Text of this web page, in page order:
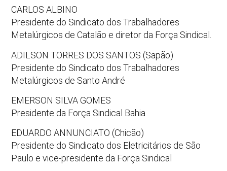
CARLOS ALBINO
Presidente do Sindicato dos Trabalhadores
Metalúrgicos de Catalão e diretor da Força Sindical.
ADILSON TORRES DOS SANTOS (Sapão)
Presidente do Sindicato dos Trabalhadores
Metalúrgicos de Santo André
EMERSON SILVA GOMES
Presidente da Força Sindical Bahia
EDUARDO ANNUNCIATO (Chicão)
Presidente do Sindicato dos Eletricitários de São
Paulo e vice-presidente da Força Sindical